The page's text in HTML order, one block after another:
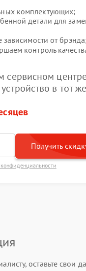
комплектующих;
детали для
зависимости от
контроль
в тот
Получить
оставьте